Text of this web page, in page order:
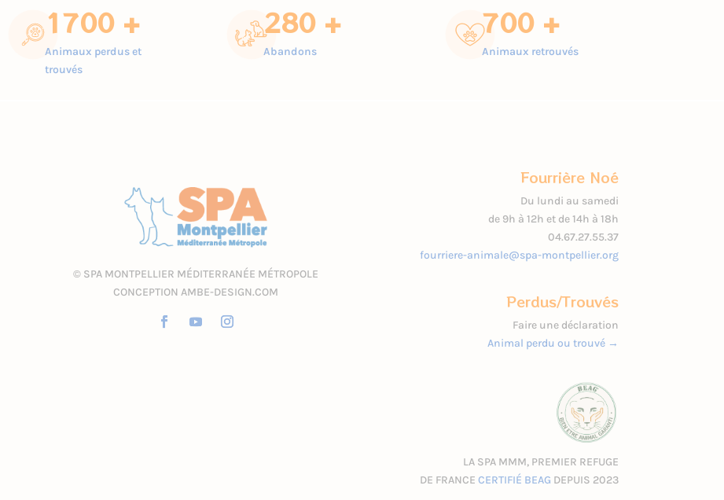
1700 +
Animaux perdus et
trouvés
280 +
Abandons
700 +
Animaux retrouvés
© SPA MONTPELLIER MÉDITERRANÉE MÉTROPOLE
CONCEPTION AMBE-DESIGN.COM
Fourrière Noé
Du lundi au samedi
de 9h à 12h et de 14h à 18h
04.67.27.55.37
fourriere-animale@spa-montpellier.org
Perdus/Trouvés
Faire une déclaration
Animal perdu ou trouvé →
LA SPA MMM, PREMIER REFUGE
DE FRANCE CERTIFIÉ BEAG DEPUIS 2023